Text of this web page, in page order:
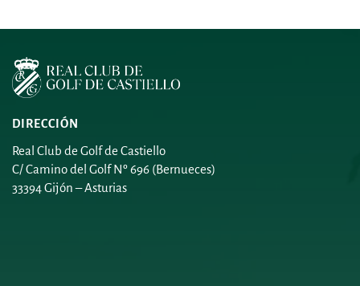
DIRECCIÓN
Real Club de Golf de Castiello
C/ Camino del Golf Nº 696 (Bernueces)
33394 Gijón – Asturias